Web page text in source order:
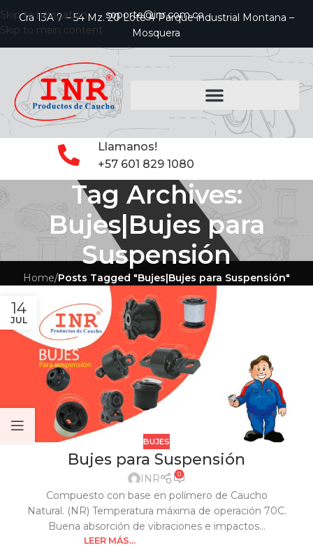
Skip to navigation
Skip to main content
soporte@inr.com.co
Cra 13A 7 – 54 Mz. 20 Lote 4 Parque industrial Montana –
Mosquera
Llamanos!
+57 601 829 1080
Tag Archives:
Bujes|Bujes para
Suspensión
Home/Posts Tagged "Bujes|Bujes para Suspensión"
14
JUL
BUJES
Bujes para Suspensión
INR 0
Compuesto con base en polímero de Caucho
Natural. (NR) Temperatura máxima de operación 70C.
Buena absorción de vibraciones e impactos...